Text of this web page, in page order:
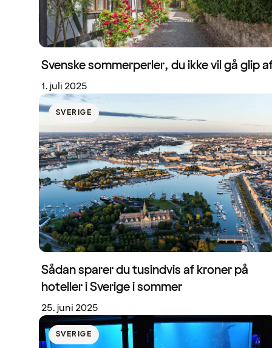
Svenske sommerperler, du ikke vil gå glip
1. juli 2025
SVERIGE
Sådan sparer du tusindvis af kroner på
hoteller i Sverige i sommer
25. juni 2025
SVERIGE